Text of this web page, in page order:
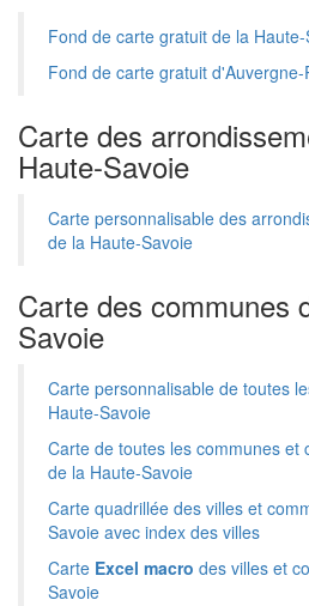
Fond de carte gratuit de la
Fond de carte gratuit
Carte des
Haute-Savoie
Carte personnalisable des
de la Haute-Savoie
Carte des communes
Savoie
Carte personnalisable de toutes
Haute-Savoie
Carte de toutes les communes et
de la Haute-Savoie
Carte quadrillée des villes et
Savoie avec index des villes
Carte Excel macro des villes et
Savoie